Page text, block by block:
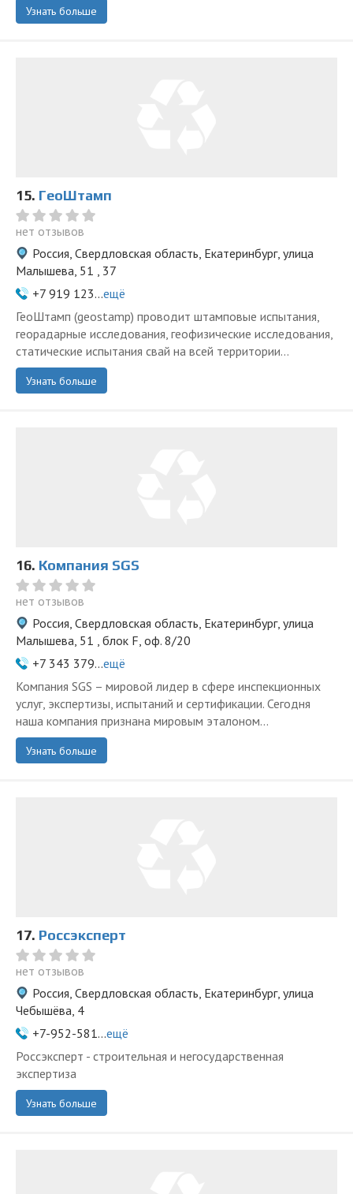
Узнать больше
15. ГеоШтамп
нет отзывов
Россия, Свердловская область, Екатеринбург, улица
Малышева, 51 , 37
+7 919 123...ещё
ГеоШтамп (geostamp) проводит штамповые испытания,
георадарные исследования, геофизические исследования,
статические испытания свай на всей территории...
Узнать больше
16. Компания SGS
нет отзывов
Россия, Свердловская область, Екатеринбург, улица
Малышева, 51 , блок F, оф. 8/20
+7 343 379...ещё
Компания SGS – мировой лидер в сфере инспекционных
услуг, экспертизы, испытаний и сертификации. Сегодня
наша компания признана мировым эталоном...
Узнать больше
17. Россэксперт
нет отзывов
Россия, Свердловская область, Екатеринбург, улица
Чебышёва, 4
+7-952-581...ещё
Росcэксперт - строительная и негосударственная
экспертиза
Узнать больше